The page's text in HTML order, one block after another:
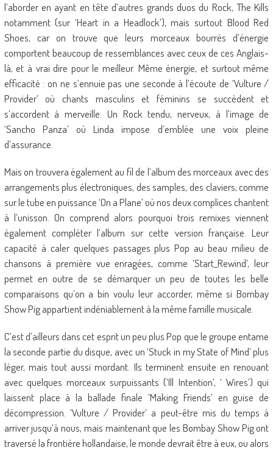
l’aborder en ayant en tête d’autres grands duos du Rock, The Kills
notamment (sur ‘Heart in a Headlock’), mais surtout Blood Red
Shoes, car on trouve que leurs morceaux bourrés d’énergie
comportent beaucoup de ressemblances avec ceux de ces Anglais-
là, et à vrai dire pour le meilleur. Même énergie, et surtout même
efficacité : on ne s’ennuie pas une seconde à l’écoute de ‘Vulture /
Provider’ où chants masculins et féminins se succèdent et
s’accordent à merveille. Un Rock tendu, nerveux, à l’image de
‘Sancho Panza’ où Linda impose d’emblée une voix pleine
d’assurance.
Mais on trouvera également au fil de l’album des morceaux avec des
arrangements plus électroniques, des samples, des claviers, comme
sur le tube en puissance ‘On a Plane’ où nos deux complices chantent
à l’unisson. On comprend alors pourquoi trois remixes viennent
également compléter l’album sur cette version française. Leur
capacité à caler quelques passages plus Pop au beau milieu de
chansons à première vue enragées, comme ‘Start_Rewind’, leur
permet en outre de se démarquer un peu de toutes les belle
comparaisons qu’on a bin voulu leur accorder, même si Bombay
Show Pig appartient indéniablement à la même famille musicale.
C’est d’ailleurs dans cet esprit un peu plus Pop que le groupe entame
la seconde partie du disque, avec un ‘Stuck in my State of Mind’ plus
léger, mais tout aussi mordant. Ils terminent ensuite en renouant
avec quelques morceaux surpuissants (‘Ill Intention’, ‘ Wires’) qui
laissent place à la ballade finale ‘Making Friends’ en guise de
décompression. ‘Vulture / Provider’ a peut-être mis du temps à
arriver jusqu’à nous, mais maintenant que les Bombay Show Pig ont
traversé la frontière hollandaise, le monde devrait être à eux, ou alors